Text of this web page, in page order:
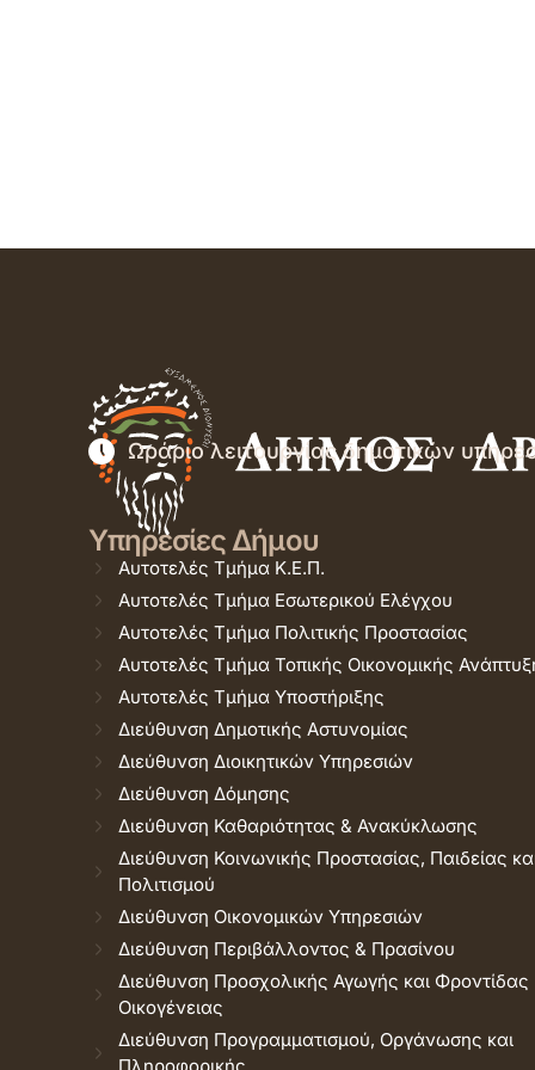
Ωράριο λειτουργίας δημοτικών
Υπηρεσίες Δήμου
Αυτοτελές Τμήμα Κ.Ε.Π.
Αυτοτελές Τμήμα Εσωτερικού Ελέγχου
Αυτοτελές Τμήμα Πολιτικής Προστασίας
Αυτοτελές Τμήμα Τοπικής Οικονομικής
Αυτοτελές Τμήμα Υποστήριξης
Διεύθυνση Δημοτικής Αστυνομίας
Διεύθυνση Διοικητικών Υπηρεσιών
Διεύθυνση Δόμησης
Διεύθυνση Καθαριότητας & Ανακύκλωσης
Διεύθυνση Κοινωνικής Προστασίας, Παιδείας
Πολιτισμού
Διεύθυνση Οικονομικών Υπηρεσιών
Διεύθυνση Περιβάλλοντος & Πρασίνου
Διεύθυνση Προσχολικής Αγωγής και Φροντίδας
Οικογένειας
Διεύθυνση Προγραμματισμού, Οργάνωσης και